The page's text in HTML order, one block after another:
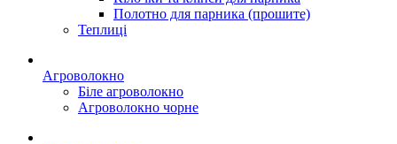
Полотно для парника (прошите)
Теплиці
Агроволокно
Біле агроволокно
Агроволокно чорне